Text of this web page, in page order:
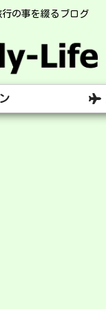
の事を綴るブログ